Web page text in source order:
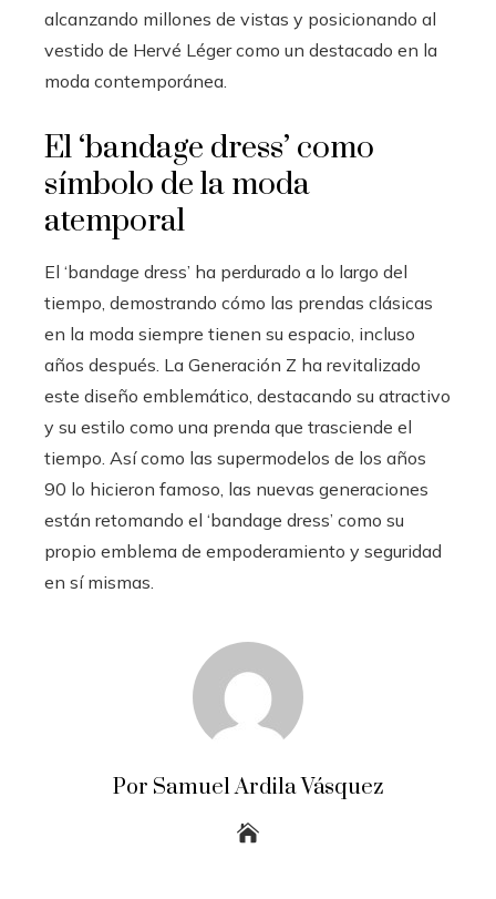
alcanzando millones de vistas y posicionando al
vestido de Hervé Léger como un destacado en la
moda contemporánea.
El ‘bandage dress’ como
símbolo de la moda
atemporal
El ‘bandage dress’ ha perdurado a lo largo del
tiempo, demostrando cómo las prendas clásicas
en la moda siempre tienen su espacio, incluso
años después. La Generación Z ha revitalizado
este diseño emblemático, destacando su atractivo
y su estilo como una prenda que trasciende el
tiempo. Así como las supermodelos de los años
90 lo hicieron famoso, las nuevas generaciones
están retomando el ‘bandage dress’ como su
propio emblema de empoderamiento y seguridad
en sí mismas.
Por Samuel Ardila Vásquez